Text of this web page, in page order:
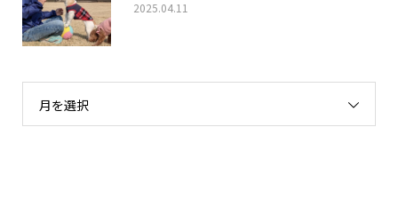
2025.04.11
月を選択